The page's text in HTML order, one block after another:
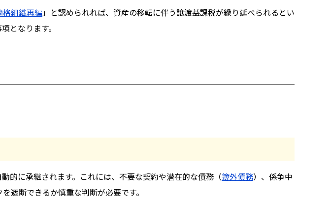
格組織再編」と認められれば、資産の移転に伴う譲渡益課税が繰り延べられるとい
となります。
的に承継されます。これには、不要な契約や潜在的な債務（簿外債務）、係争中
を遮断できるか慎重な判断が必要です。